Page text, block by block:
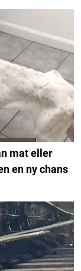
mat eller
en ny chans